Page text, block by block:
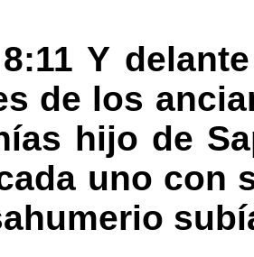
8:11 Y
de los
hijo de
uno con